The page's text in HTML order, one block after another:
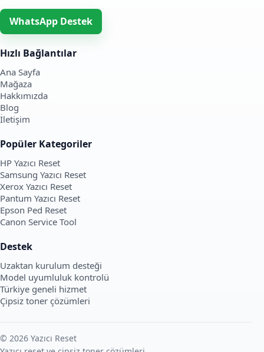
WhatsApp Destek
Hızlı Bağlantılar
Ana Sayfa
Mağaza
Hakkımızda
Blog
İletişim
Popüler Kategoriler
HP Yazıcı Reset
Samsung Yazıcı Reset
Xerox Yazıcı Reset
Pantum Yazıcı Reset
Epson Ped Reset
Canon Service Tool
Destek
Uzaktan kurulum desteği
Model uyumluluk kontrolü
Türkiye geneli hizmet
Çipsiz toner çözümleri
© 2026 Yazıcı Reset